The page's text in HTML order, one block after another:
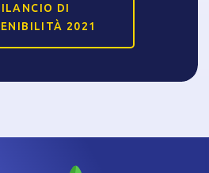
DI
2021